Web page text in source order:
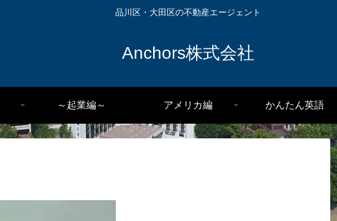
品川区・大田区の不動産エージェント
Anchors株式会社
～起業編～ アメリカ編 かんたん英語